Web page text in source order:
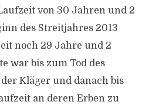
von 30 Jahren und 2
des Streitjahres 2013
noch 29 Jahre und 2
war bis zum Tod des
Kläger und danach bis
an deren Erben zu